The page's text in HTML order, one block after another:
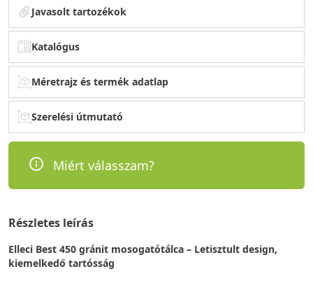
Javasolt tartozékok
Katalógus
Méretrajz és termék adatlap
Szerelési útmutató
Miért válasszam?
Részletes leírás
Elleci Best 450 gránit mosogatótálca – Letisztult design,
kiemelkedő tartósság